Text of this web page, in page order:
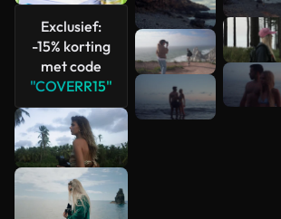
Exclusief:
-15% korting
met code
"COVERR15"